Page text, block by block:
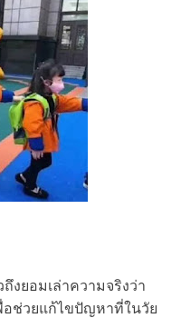
งยอมเล่าความจริงว่า
อช่วยแก้ไขปัญหาที่ในวัย